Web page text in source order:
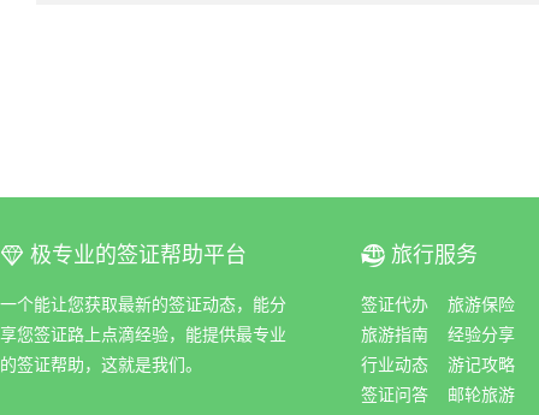
ꀆ 极专业的签证帮助平台
一个能让您获取最新的签证动态，能分
享您签证路上点滴经验，能提供最专业
的签证帮助，这就是我们。
ꀇ 旅行服务
签证代办
旅游保险
旅游指南
经验分享
行业动态
游记攻略
签证问答
邮轮旅游